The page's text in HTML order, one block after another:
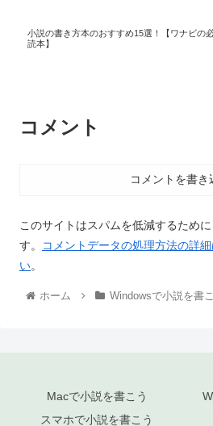
小説の書き方本のおすすめ15選！【ワナビの
読本】
コメント
コメントを書き
このサイトはスパムを低減するため
す。
コメントデータの処理方法の詳
い。
ホーム Windowsで小説を書
Macで小説を書こう
スマホで小説を書こう